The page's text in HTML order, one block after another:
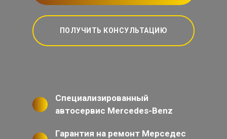
ПОЛУЧИТЬ КОНСУЛЬТАЦИЮ
Специализированный
автосервис Mercedes-Benz
Гарантия на ремонт Мерседес